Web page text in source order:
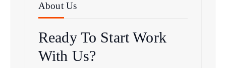
About Us
Ready To StartWork
With Us?